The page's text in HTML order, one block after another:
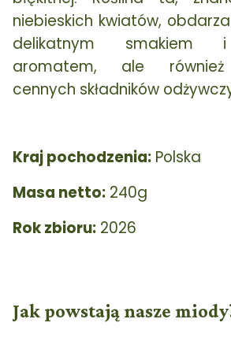
niebieskich kwiatów,
delikatnym smakiem
aromatem, ale
cennych składników
Kraj pochodzenia: Polska
Masa netto: 240g
Rok zbioru: 2026
Jak powstają nasze